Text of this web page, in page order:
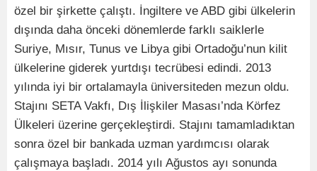
özel bir şirkette çalıştı. İngiltere ve ABD gibi ülkelerin
dışında daha önceki dönemlerde farklı saiklerle
Suriye, Mısır, Tunus ve Libya gibi Ortadoğu’nun kilit
ülkelerine giderek yurtdışı tecrübesi edindi. 2013
yılında iyi bir ortalamayla üniversiteden mezun oldu.
Stajını SETA Vakfı, Dış İlişkiler Masası’nda Körfez
Ülkeleri üzerine gerçekleştirdi. Stajını tamamladıktan
sonra özel bir bankada uzman yardımcısı olarak
çalışmaya başladı. 2014 yılı Ağustos ayı sonunda